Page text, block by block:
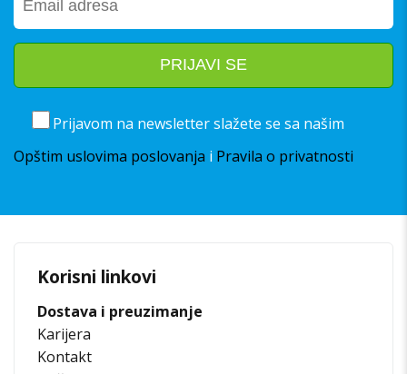
Prijavom na newsletter slažete se sa našim
Opštim uslovima poslovanja i Pravila o privatnosti
Korisni linkovi
Dostava i preuzimanje
Karijera
Kontakt